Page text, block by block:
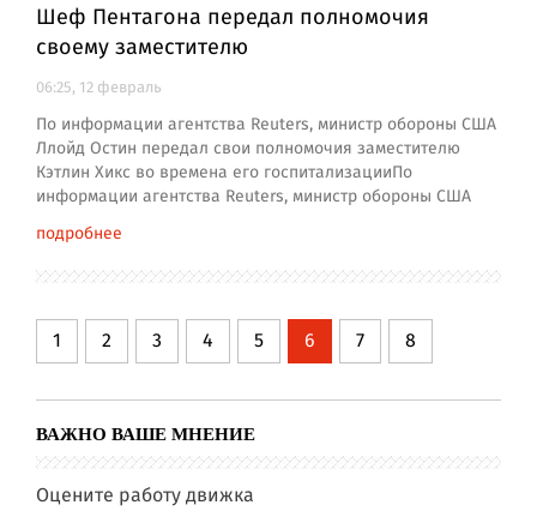
Шеф Пентагона передал полномочия
своему заместителю
06:25, 12 февраль
По информации агентства Reuters, министр обороны США
Ллойд Остин передал свои полномочия заместителю
Кэтлин Хикс во времена его госпитализацииПо
информации агентства Reuters, министр обороны США
подробнее
1 2 3 4 5 6 7 8
ВАЖНО ВАШЕ МНЕНИЕ
Оцените работу движка